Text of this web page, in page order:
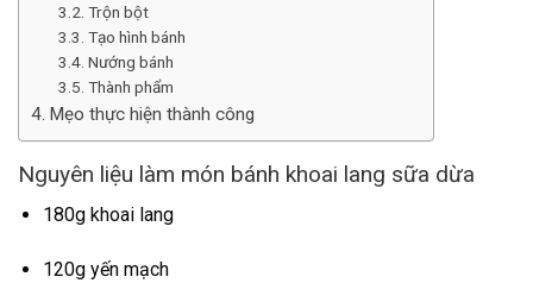
Trộn bột
Tạo hình bánh
Nướng bánh
Thành phẩm
Mẹo thực hiện thành công
Nguyên liệu làm món bánh khoai lang sữa dừa
180g khoai lang
120g yến mạch